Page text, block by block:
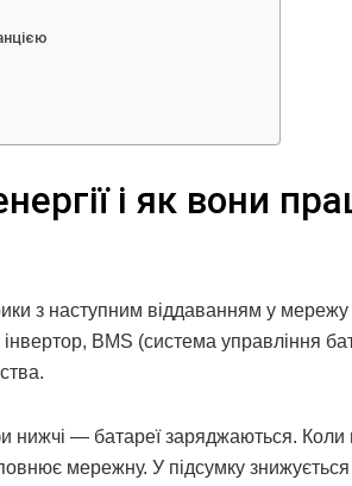
і як вони
з наступним віддаванням у
BMS (система управління
нижчі — батареї заряджаються. Коли
мережну. У підсумку знижується